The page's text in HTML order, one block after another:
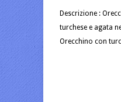
Descrizione :
turchese e agata
Orecchino con